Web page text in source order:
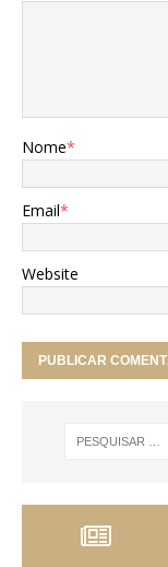
Nome*
Email*
Website